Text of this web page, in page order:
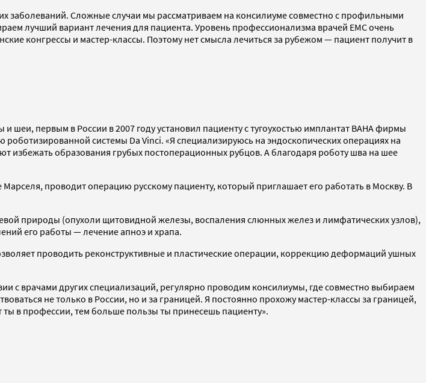
заболеваний. Сложные случаи мы рассматриваем на консилиуме совместно с профильными
лучший вариант лечения для пациента. Уровень профессионализма врачей ЕМС очень
конгрессы и мастер-классы. Поэтому нет смысла лечиться за рубежом — пациент получит в
шеи, первым в России в 2007 году установил пациенту с тугоухостью имплантат BAHA фирмы
системы Da Vinci. «Я специализируюсь на эндоскопических операциях на
образования грубых постоперационных рубцов. А благодаря роботу шва на шее
проводит операцию русскому пациенту, который приглашает его работать в Москву. В
природы (опухоли щитовидной железы, воспаления слюнных желез и лимфатических узлов),
его работы — лечение апноэ и храпа.
проводить реконструктивные и пластические операции, коррекцию деформаций ушных
с врачами других специализаций, регулярно проводим консилиумы, где совместно выбираем
не только в России, но и за границей. Я постоянно прохожу мастер-классы за границей,
в профессии, тем больше пользы ты принесешь пациенту».